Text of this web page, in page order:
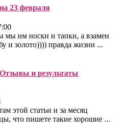
23 февраля
мы им носки и тапки, а взамен
и золото)))) правда жизни ...
и результаты
этой статьи и за месяц
что пишете такие хорошие ...